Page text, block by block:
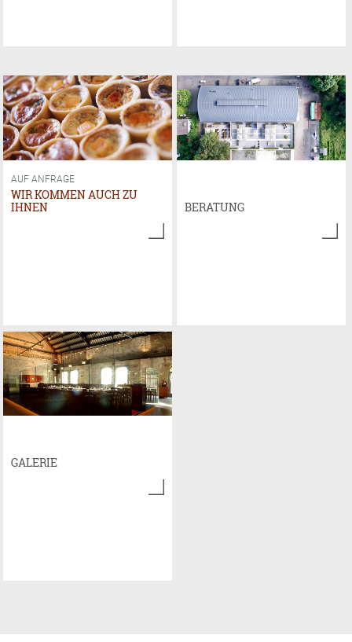
AUF ANFRAGE
WIR KOMMEN AUCH ZU
IHNEN
BERATUNG
GALERIE